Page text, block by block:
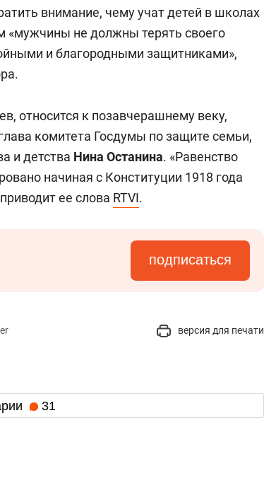
внимание, чему учат детей в школах
«мужчины не должны терять своего
и благородными защитниками»,
относится к позавчерашнему веку,
комитета Госдумы по защите семьи,
и детства Нина Останина. «Равенство
начиная с Конституции 1918 года
ее слова RTVI.
подписаться
версия для печати
31